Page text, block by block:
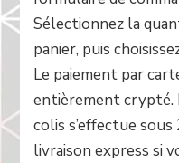
Sélectionnez la
panier, puis
Le paiement par
entièrement crypté.
colis s’effectue
livraison express si